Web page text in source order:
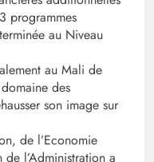
programmes
au Niveau
au Mali de
des
son image sur
de l’Economie
l’Administration a